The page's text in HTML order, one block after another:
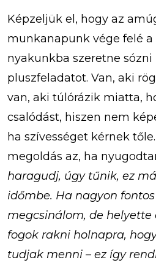
Képzeljük el, hogy az
munkanapunk vége felé
nyakunkba szeretne
pluszfeladatot. Van, aki
van, aki túlórázik miatta,
csalódást, hiszen nem
ha szívességet kérnek
megoldás az, ha
haragudj, úgy tűnik, ez
időmbe. Ha nagyon
megcsinálom, de
fogok rakni holnapra,
tudjak menni – ez így